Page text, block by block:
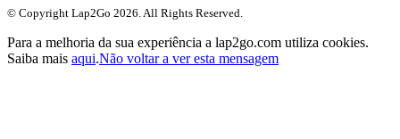
© Copyright Lap2Go 2026. All Rights Reserved.
Para a melhoria da sua experiência a lap2go.com utiliza cookies.
Saiba mais aqui.Não voltar a ver esta mensagem